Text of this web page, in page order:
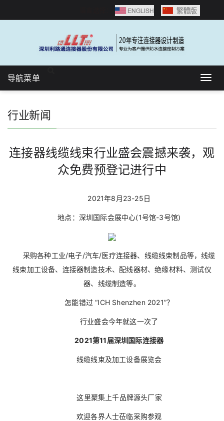
导航菜单
行业新闻
连接器线缆线束行业盛会震撼来袭，观
众免费预登记进行中
2021年8月23-25日
地点：深圳国际会展中心(1号馆-3号馆)
采购各种工业/电子/汽车/医疗连接器、线缆线束制品等，线缆
线束加工设备、连接器制造技术、配线器材、绝缘材料、测试仪
器、线缆制造等。
怎能错过 “ICH Shenzhen 2021”？
行业盛会今年就这一次了
2021第11届深圳国际连接器
线缆线束及加工设备展览会
这里聚集上千品牌源头厂家
欢迎各界人士莅临采购参观